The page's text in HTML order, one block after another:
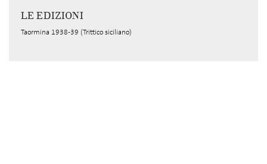
LE EDIZIONI
Taormina 1938-39 (Trittico siciliano)